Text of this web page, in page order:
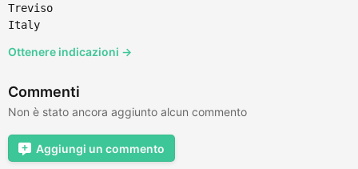
Treviso
Italy
Ottenere indicazioni →
Commenti
Non è stato ancora aggiunto alcun commento
Aggiungi un commento